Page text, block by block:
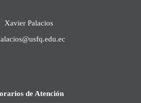
Xavier Palacios
de Atención